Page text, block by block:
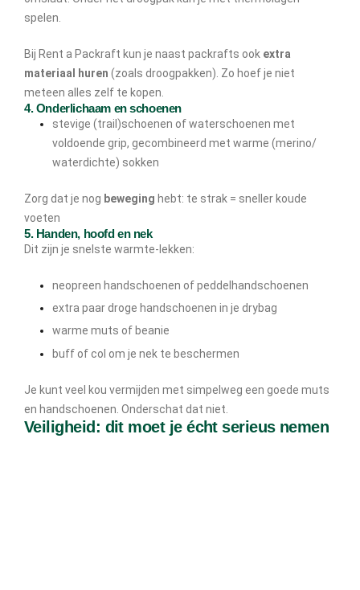
spelen.
Bij Rent a Packraft kun je naast packrafts ook extra
materiaal huren (zoals droogpakken). Zo hoef je niet
meteen alles zelf te kopen.
4. Onderlichaam en schoenen
stevige (trail)schoenen of waterschoenen met
voldoende grip, gecombineerd met warme (merino/
waterdichte) sokken
Zorg dat je nog beweging hebt: te strak = sneller koude
voeten
5. Handen, hoofd en nek
Dit zijn je snelste warmte-lekken:
neopreen handschoenen of peddelhandschoenen
extra paar droge handschoenen in je drybag
warme muts of beanie
buff of col om je nek te beschermen
Je kunt veel kou vermijden met simpelweg een goede muts
en handschoenen. Onderschat dat niet.
Veiligheid: dit moet je écht serieus nemen